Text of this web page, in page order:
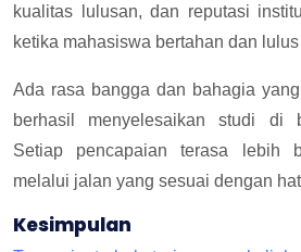
kualitas lulusan, dan reputasi
ketika mahasiswa bertahan dan
Ada rasa bangga dan bahagia
berhasil menyelesaikan studi di
Setiap pencapaian terasa lebih
melalui jalan yang sesuai dengan
Kesimpulan